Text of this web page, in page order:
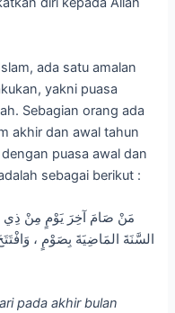
ada satu amalan
yakni puasa
Sebagian orang ada
akhir dan awal tahun
puasa awal dan
sebagai berikut :
مَنْ صَامَ آخِرَ يَوْمٍ مِنْ ذِي
السَّنَةَ المَاضِيَةَ بِصَوْمٍ ،
pada akhir bulan